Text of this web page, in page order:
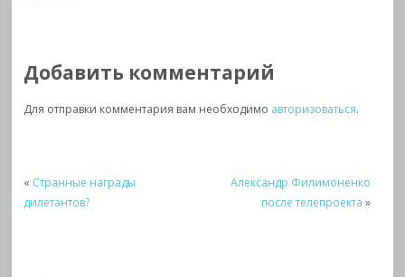
Добавить комментарий
Для отправки комментария вам необходимо авторизоваться.
« Странные награды
дилетантов?
Александр Филимоненко
после телепроекта »